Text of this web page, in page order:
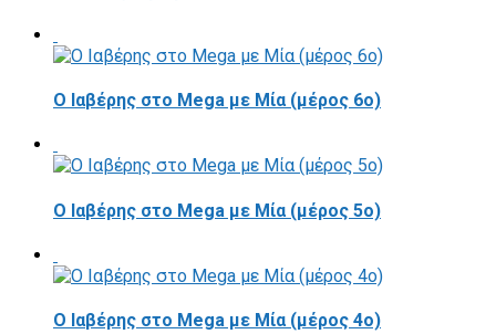
Ο Ιαβέρης στο Mega με Μία (μέρος 6ο)
Ο Ιαβέρης στο Mega με Μία (μέρος 5ο)
Ο Ιαβέρης στο Mega με Μία (μέρος 4ο)